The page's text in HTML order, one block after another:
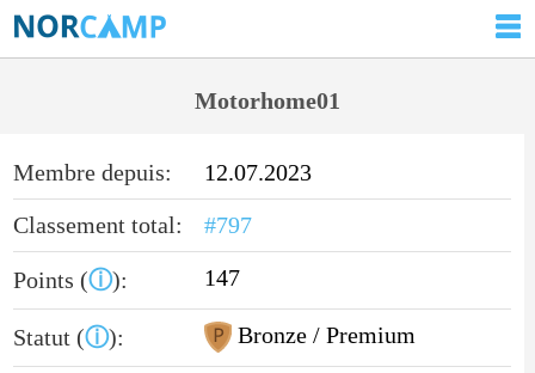
Motorhome01
Membre depuis:
12.07.2023
Classement total:
#797
Points (ⓘ): 147
Statut (ⓘ): Bronze / Premium